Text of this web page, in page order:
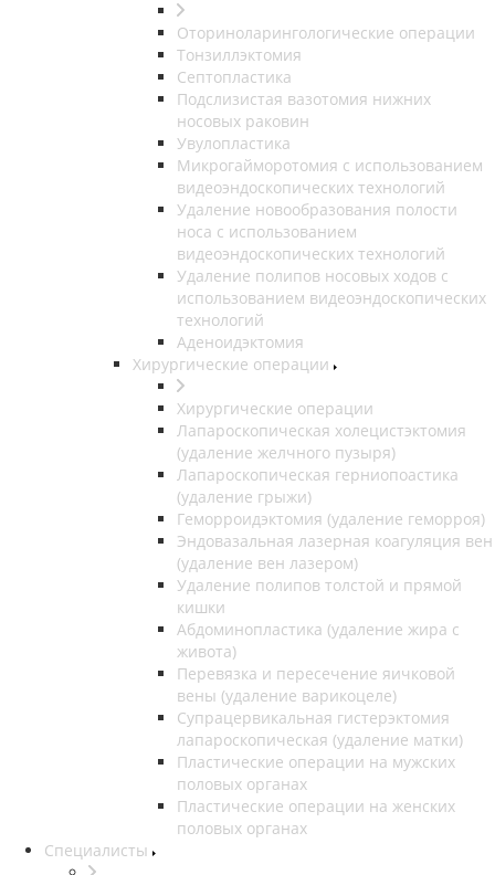
Оториноларингологические операции
Тонзиллэктомия
Септопластика
Подслизистая вазотомия нижних
носовых раковин
Увулопластика
Микрогайморотомия с использованием
видеоэндоскопических технологий
Удаление новообразования полости
носа с использованием
видеоэндоскопических технологий
Удаление полипов носовых ходов с
использованием видеоэндоскопических
технологий
Аденоидэктомия
Хирургические операции
Хирургические операции
Лапароскопическая холецистэктомия
(удаление желчного пузыря)
Лапароскопическая герниопоастика
(удаление грыжи)
Геморроидэктомия (удаление геморроя)
Эндовазальная лазерная коагуляция вен
(удаление вен лазером)
Удаление полипов толстой и прямой
кишки
Абдоминопластика (удаление жира с
живота)
Перевязка и пересечение яичковой
вены (удаление варикоцеле)
Супрацервикальная гистерэктомия
лапароскопическая (удаление матки)
Пластические операции на мужских
половых органах
Пластические операции на женских
половых органах
Специалисты